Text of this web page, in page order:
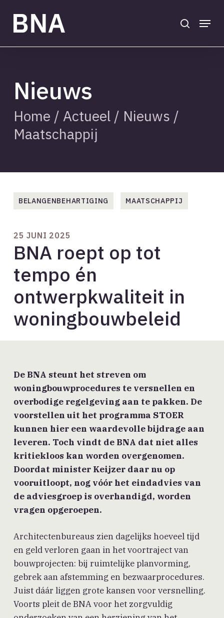
main
Menu
Nieuws
Home / Actueel/ Nieuws /
Maatschappij
BELANGENBEHARTIGING MAATSCHAPPIJ
25 JUNI 2025
BNA roept op tot
tempo én
ontwerpkwaliteit in
woningbouwbeleid
De BNA steunt het streven om
woningbouwprocedures te versnellen en
overbodige regelgeving aan te pakken. De
voorstellen uit het programma STOER
kunnen hier een waardevolle bijdrage aan
leveren. Toch vindt de BNA dat niet alles
kritiekloos kan worden overgenomen.
Doordat minister Keijzer daar nu op
vooruitloopt, nog vóór het eindadvies van
de adviesgroep is overhandigd, worden
vragen opgeroepen.
Architectenbureaus zien dagelijks hoeveel tijd
en geld verloren gaan in het voortraject van
bouwprojecten: bij ruimtelijke planvorming,
gebrek aan afstemming en bezwaarprocedures.
Juist dáár liggen grote kansen voor versnelling.
Voorts pleit de BNA voor het zorgvuldig
Close